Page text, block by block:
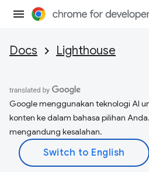
Docs Lighthouse
Google menggunakan teknologi AI
konten ke dalam bahasa pilihan
mengandung kesalahan.